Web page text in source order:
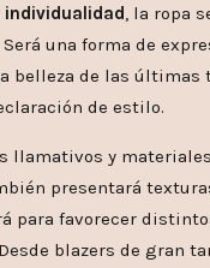
individualidad, la ropa
una forma de
belleza de las últimas
de estilo.
llamativos y
presentará
para favorecer
blazers de gran